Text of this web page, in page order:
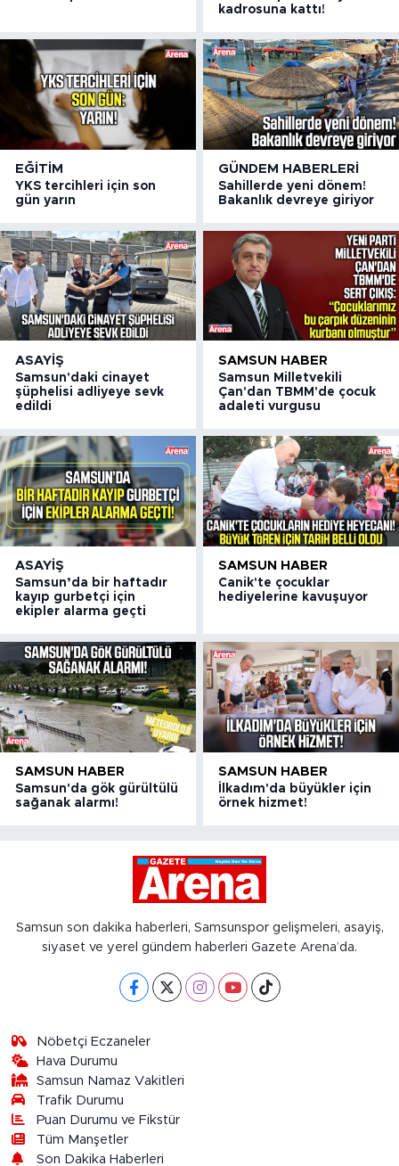
kadrosuna kattı!
EĞITIM
YKS tercihleri için son
gün yarın
GÜNDEM HABERLERI
Sahillerde yeni dönem!
Bakanlık devreye giriyor
ASAYIŞ
Samsun'daki cinayet
şüphelisi adliyeye sevk
edildi
SAMSUN HABER
Samsun Milletvekili
Çan'dan TBMM'de çocuk
adaleti vurgusu
ASAYIŞ
Samsun’da bir haftadır
kayıp gurbetçi için
ekipler alarma geçti
SAMSUN HABER
Canik'te çocuklar
hediyelerine kavuşuyor
SAMSUN HABER
Samsun'da gök gürültülü
sağanak alarmı!
SAMSUN HABER
İlkadım'da büyükler için
örnek hizmet!
Samsun son dakika haberleri, Samsunspor gelişmeleri, asayiş,
siyaset ve yerel gündem haberleri Gazete Arena’da.
Nöbetçi Eczaneler
Hava Durumu
Samsun Namaz Vakitleri
Trafik Durumu
Puan Durumu ve Fikstür
Tüm Manşetler
Son Dakika Haberleri